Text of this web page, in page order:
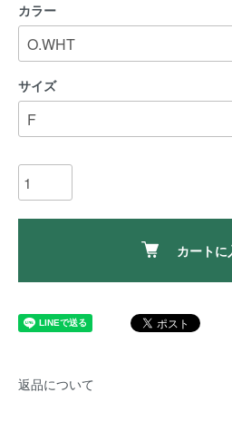
カラー
サイズ
カートに
返品について